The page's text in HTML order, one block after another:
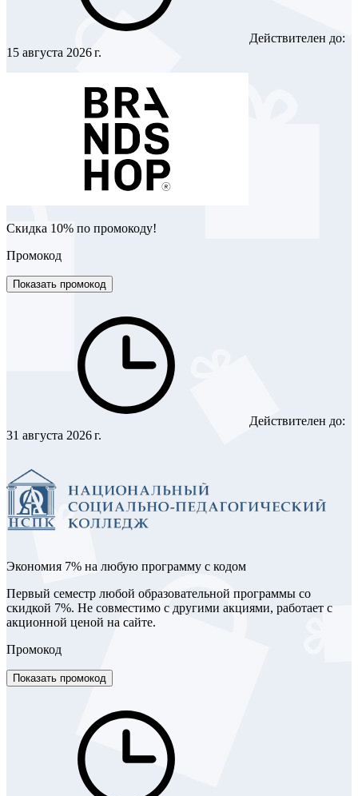
Действителен до:
15 августа 2026 г.
Скидка 10% по промокоду!
Промокод
Показать промокод
Действителен до:
31 августа 2026 г.
Экономия 7% на любую программу с кодом
Первый семестр любой образовательной программы со
скидкой 7%. Не совместимо с другими акциями, работает с
акционной ценой на сайте.
Промокод
Показать промокод